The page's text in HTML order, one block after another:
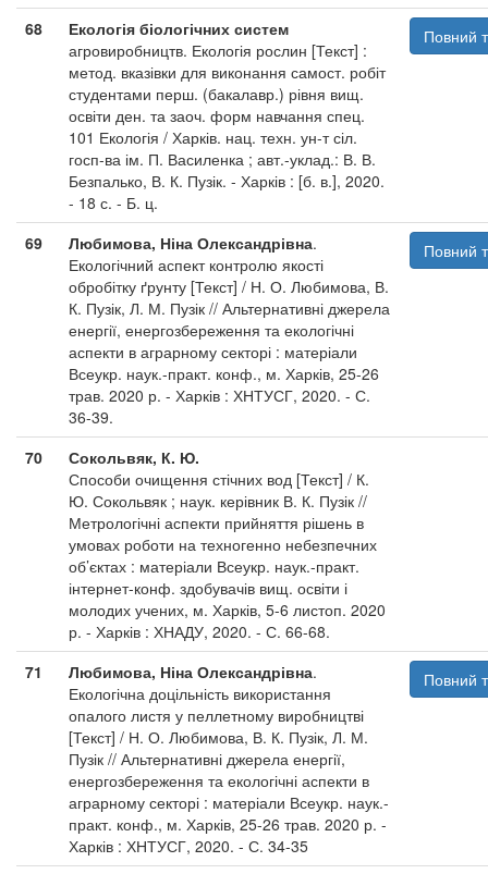
68
Екологія біологічних систем
агровиробництв. Екологія рослин [Текст] :
метод. вказівки для виконання самост. робіт
студентами перш. (бакалавр.) рівня вищ.
освіти ден. та заоч. форм навчання спец.
101 Екологія / Харків. нац. техн. ун-т сіл.
госп-ва ім. П. Василенка ; авт.-уклад.: В. В.
Безпалько, В. К. Пузік. - Харків : [б. в.], 2020.
- 18 с. - Б. ц.
Повний
69 Любимова, Ніна Олександрівна.
Екологічний аспект контролю якості
обробітку ґрунту [Текст] / Н. О. Любимова, В.
К. Пузік, Л. М. Пузік // Альтернативні джерела
енергії, енергозбереження та екологічні
аспекти в аграрному секторі : матеріали
Всеукр. наук.-практ. конф., м. Харків, 25-26
трав. 2020 р. - Харків : ХНТУСГ, 2020. - С.
36-39.
Повний
70
Сокольвяк, К. Ю.
Способи очищення стічних вод [Текст] / К.
Ю. Сокольвяк ; наук. керівник В. К. Пузік //
Метрологічні аспекти прийняття рішень в
умовах роботи на техногенно небезпечних
об’єктах : матеріали Всеукр. наук.-практ.
інтернет-конф. здобувачів вищ. освіти і
молодих учених, м. Харків, 5-6 листоп. 2020
р. - Харків : ХНАДУ, 2020. - С. 66-68.
71
Любимова, Ніна Олександрівна.
Екологічна доцільність використання
опалого листя у пеллетному виробництві
[Текст] / Н. О. Любимова, В. К. Пузік, Л. М.
Пузік // Альтернативні джерела енергії,
енергозбереження та екологічні аспекти в
аграрному секторі : матеріали Всеукр. наук.-
практ. конф., м. Харків, 25-26 трав. 2020 р. -
Харків : ХНТУСГ, 2020. - С. 34-35
Повний